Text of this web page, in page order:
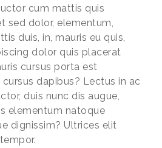
cum mattis quis
sed dolor, elementum,
duis, in, mauris eu quis,
dolor quis placerat
cursus porta est
dapibus? Lectus in ac
duis nunc dis augue,
elementum natoque
dignissim? Ultrices elit